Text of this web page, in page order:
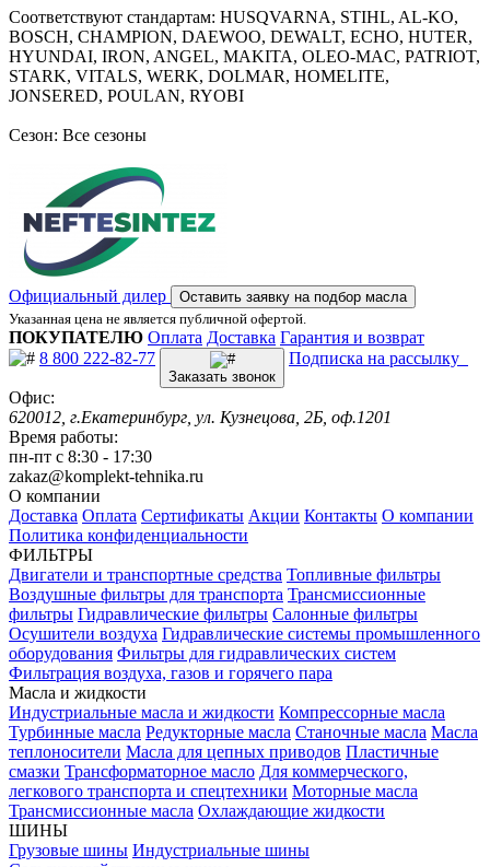
Соответствуют стандартам: HUSQVARNA, STIHL, AL-KO,
BOSCH, CHAMPION, DAEWOO, DEWALT, ECHO, HUTER,
HYUNDAI, IRON, ANGEL, MAKITA, OLEO-MAC, PATRIOT,
STARK, VITALS, WERK, DOLMAR, HOMELITE,
JONSERED, POULAN, RYOBI
Сезон: Все сезоны
Официальный дилер
Оставить заявку на подбор масла
Указанная цена не является публичной офертой.
ПОКУПАТЕЛЮ Оплата Доставка Гарантия и возврат
8 800 222-82-77
Заказать звонок
Подписка на рассылку
Офис:
620012, г.Екатеринбург, ул. Кузнецова, 2Б, оф.1201
Время работы:
пн-пт с 8:30 - 17:30
zakaz@komplekt-tehnika.ru
О компании
Доставка Оплата Сертификаты Акции Контакты О компании
Политика конфиденциальности
ФИЛЬТРЫ
Двигатели и транспортные средства Топливные фильтры
Воздушные фильтры для транспорта Трансмиссионные
фильтры Гидравлические фильтры Салонные фильтры
Осушители воздуха Гидравлические системы промышленного
оборудования Фильтры для гидравлических систем
Фильтрация воздуха, газов и горячего пара
Масла и жидкости
Индустриальные масла и жидкости Компрессорные масла
Турбинные масла Редукторные масла Станочные масла Масла
теплоносители Масла для цепных приводов Пластичные
смазки Трансформаторное масло Для коммерческого,
легкового транспорта и спецтехники Моторные масла
Трансмиссионные масла Охлаждающие жидкости
ШИНЫ
Грузовые шины Индустриальные шины